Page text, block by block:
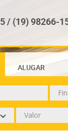
/ (19) 98266-
ALUGAR